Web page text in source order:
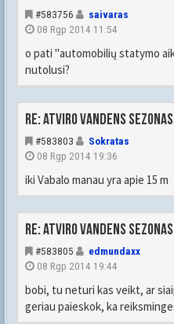
#583756
saivaras
08 Rgp 2014 11:54
o pati "automobilių statymo
nutolusi?
Re: Atviro vandens sezonas
#583803
Sokratas
08 Rgp 2014 19:36
iki Vabalo manau yra apie 15 m
Re: Atviro vandens sezonas
#583805
edmundaxx
08 Rgp 2014 19:44
bobi, tu neturi kas veikt, ar
geriau paieskok, ka